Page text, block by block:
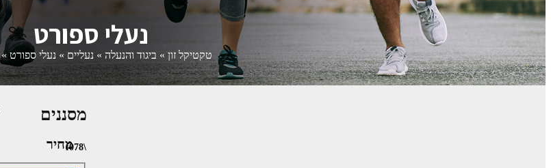
נעלי ספורט
טקטיקל זון » ביגוד והנעלה » נעליים » נעלי ספורט »
מסננים
מחיר